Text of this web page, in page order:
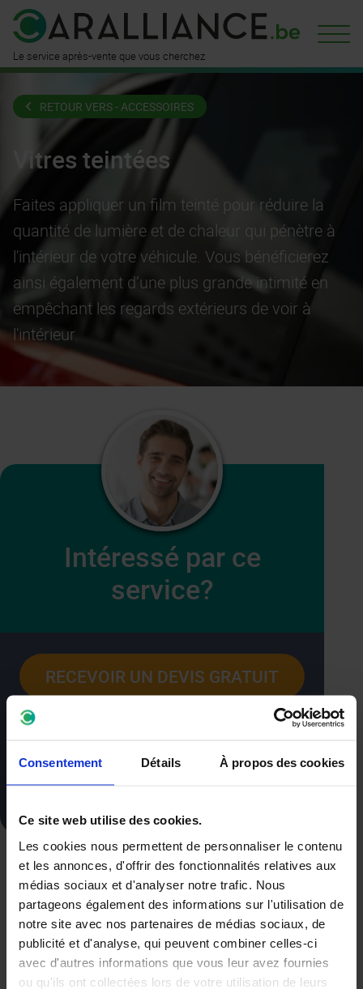
Consentement Détails À propos des cookies
Ce site web utilise des cookies.
Les cookies nous permettent de personnaliser le contenu
et les annonces, d'offrir des fonctionnalités relatives aux
médias sociaux et d'analyser notre trafic. Nous
partageons également des informations sur l'utilisation de
notre site avec nos partenaires de médias sociaux, de
publicité et d'analyse, qui peuvent combiner celles-ci
avec d'autres informations que vous leur avez fournies
ou qu'ils ont collectées lors de votre utilisation de leurs
Le service après-vente que vous cherchez
n'attend que vous
RETOUR VERS - ACCESSOIRES
Vitres teintées
Faites appliquer un film teinté pour réduire la
quantité de lumière et de chaleur qui pénètre à
l'intérieur de votre véhicule. Vous bénéficierez
ainsi également d’une plus grande intimité en
empêchant les regards extérieurs de voir à
l'intérieur.
A partir de
247€
Bénéficiez de vitres teintées : faites ajouterun film teintésur
les vitres de votre véhicule offrant uneprotection
supplémentaire contre la chaleur, les rayons UV,
Intéressé par ce
service?
RECEVOIR UN DEVIS GRATUIT